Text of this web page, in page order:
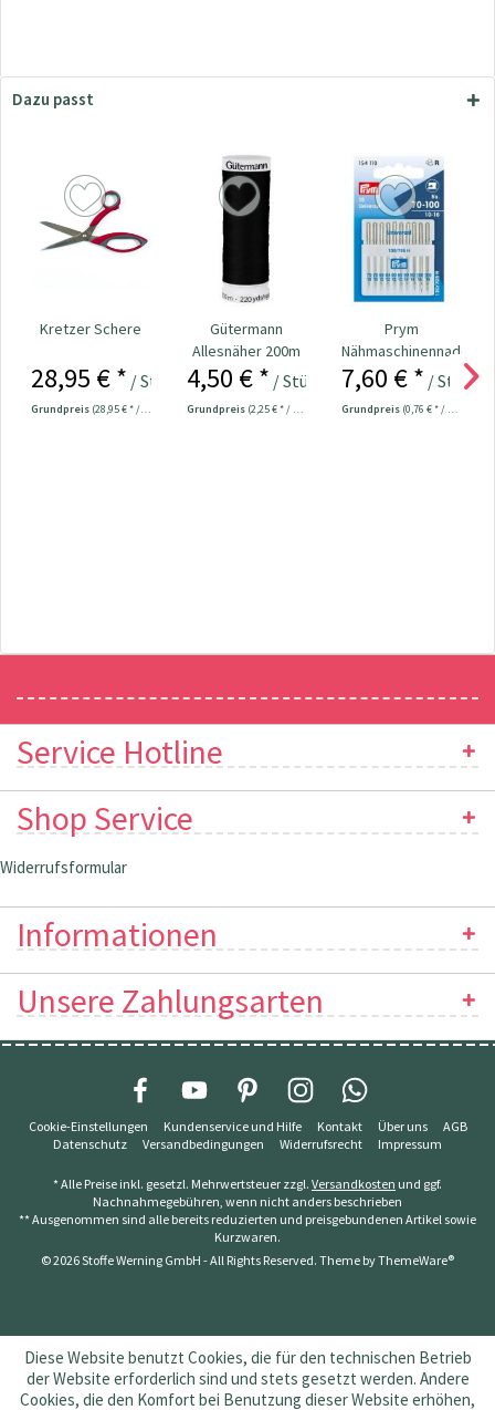
Dazu passt
Kretzer Schere
28,95 € * / Stück
Grundpreis (28,95 € * / 1 Stück)
Gütermann
Allesnäher 200m
Fb. 000 - schwarz
4,50 € * / Stück
Grundpreis (2,25 € * / 100 Meter)
Prym
Nähmaschinennadeln
130/705
Universal...
7,60 € * / Stück
Grundpreis (0,76 € * / 1 Stück)
Service Hotline
Shop Service
Widerrufsformular
Informationen
Unsere Zahlungsarten
Cookie-Einstellungen Kundenservice und Hilfe Kontakt Über uns
AGB
Datenschutz
Versandbedingungen Widerrufsrecht Impressum
* Alle Preise inkl. gesetzl. Mehrwertsteuer zzgl. Versandkosten und ggf.
Nachnahmegebühren, wenn nicht anders beschrieben
** Ausgenommen sind alle bereits reduzierten und preisgebundenen Artikel sowie
Kurzwaren.
© 2026 Stoffe Werning GmbH - All Rights Reserved. Theme byThemeWare®
Diese Website benutzt Cookies, die für den technischen Betrieb
der Website erforderlich sind und stets gesetzt werden. Andere
Cookies, die den Komfort bei Benutzung dieser Website erhöhen,